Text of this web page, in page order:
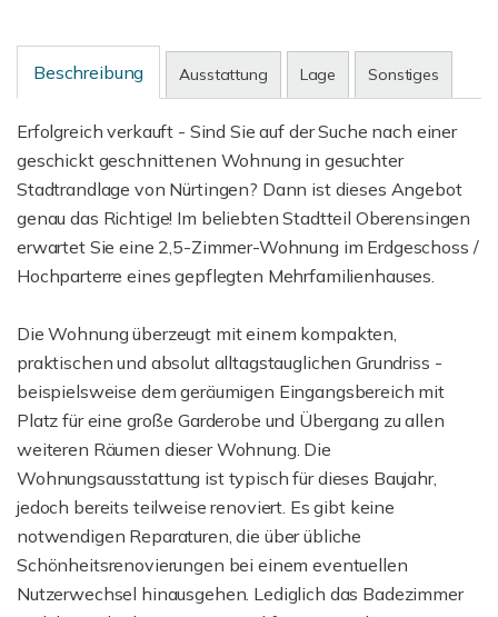
Beschreibung Ausstattung Lage Sonstiges
Erfolgreich verkauft - Sind Sie auf der Suche nach einer
geschickt geschnittenen Wohnung in gesuchter
Stadtrandlage von Nürtingen? Dann ist dieses Angebot
genau das Richtige! Im beliebten Stadtteil Oberensingen
erwartet Sie eine 2,5-Zimmer-Wohnung im Erdgeschoss /
Hochparterre eines gepflegten Mehrfamilienhauses.
Die Wohnung überzeugt mit einem kompakten,
praktischen und absolut alltagstauglichen Grundriss -
beispielsweise dem geräumigen Eingangsbereich mit
Platz für eine große Garderobe und Übergang zu allen
weiteren Räumen dieser Wohnung. Die
Wohnungsausstattung ist typisch für dieses Baujahr,
jedoch bereits teilweise renoviert. Es gibt keine
notwendigen Reparaturen, die über übliche
Schönheitsrenovierungen bei einem eventuellen
Nutzerwechsel hinausgehen. Lediglich das Badezimmer